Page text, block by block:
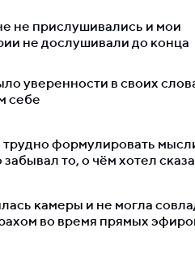
формулировать
забывал то, о чём хотел
камеры и не могла
во время прямых
уверенности в своих
себе
не прислушивались и мои
не дослушивали до конца